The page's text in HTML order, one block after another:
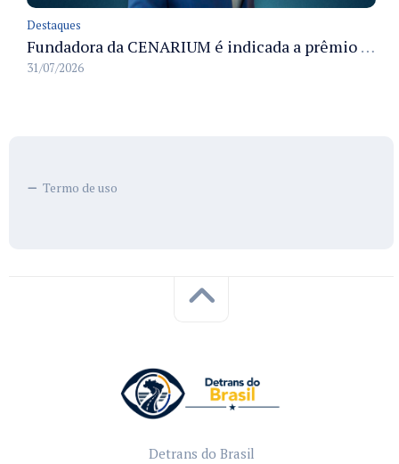
Destaques
Fundadora da CENARIUM é indicada a prêmio 100+ Jornalistas Admirados
31/07/2026
Termo de uso
Detrans do Brasil